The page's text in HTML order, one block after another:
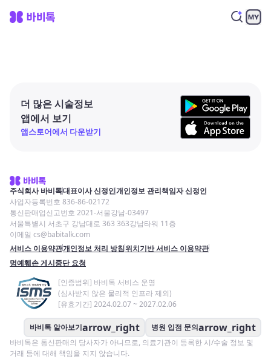
더 많은 시술정보
앱에서 보기
앱스토어에서 다운받기
주식회사 바비톡대표이사 신정인개인정보 관리책임자 신정인
사업자등록번호 836-86-02172
통신판매업신고번호 2021-서울강남-03497
서울특별시 서초구 강남대로 363 363강남타워 11층
이메일 cs@babitalk.com
서비스 이용약관개인정보 처리 방침위치기반 서비스 이용약관
명예훼손 게시중단 요청
[인증범위] 바비톡 서비스 운영
(심사받지 않은 물리적 인프라 제외)
[유효기간] 2024.02.07 ~ 2027.02.06
바비톡 알아보기arrow_right 병원 입점 문의arrow_right
바비톡은 통신판매의 당사자가 아니므로, 의료기관이 등록한 시/수술 정보 및
거래 등에 대해 책임을 지지 않습니다.